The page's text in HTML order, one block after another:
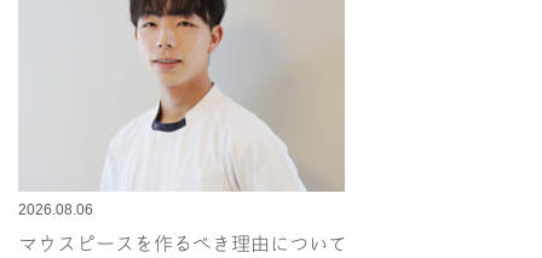
2026.08.06
マウスピースを作るべき理由について